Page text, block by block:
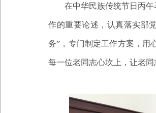
在中华民族传统节日丙
作的重要论述，认真落实部
务”，专门制定工作方案，用
每一位老同志心坎上，让老